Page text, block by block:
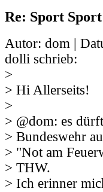
Re: Sport
Autor: dom |
dolli schrieb:
>
> Hi Allerseits!
>
> @dom: es
> Bundeswehr
> "Not am
> THW.
> Ich erinner